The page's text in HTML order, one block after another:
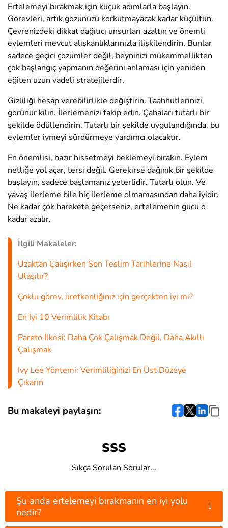
Ertelemeyi bırakmak için küçük adımlarla başlayın.
Görevleri, artık gözünüzü korkutmayacak kadar küçültün.
Çevrenizdeki dikkat dağıtıcı unsurları azaltın ve önemli
eylemleri mevcut alışkanlıklarınızla ilişkilendirin. Bunlar
sadece geçici çözümler değil, beyninizi mükemmellikten
çok başlangıç yapmanın değerini anlaması için yeniden
eğiten uzun vadeli stratejilerdir.
Gizliliği hesap verebilirlikle değiştirin. Taahhütlerinizi
görünür kılın. İlerlemenizi takip edin. Çabaları tutarlı bir
şekilde ödüllendirin. Tutarlı bir şekilde uygulandığında, bu
eylemler ivmeyi sürdürmeye yardımcı olacaktır.
En önemlisi, hazır hissetmeyi beklemeyi bırakın. Eylem
netliğe yol açar, tersi değil. Gerekirse dağınık bir şekilde
başlayın, sadece başlamanız yeterlidir. Tutarlı olun. Ve
yavaş ilerleme bile hiç ilerleme olmamasından daha iyidir.
Ne kadar çok harekete geçerseniz, ertelemenin gücü o
kadar azalır.
İlgili Makaleler:
Uzaktan Çalışırken Son Teslim Tarihlerine Nasıl
Ulaşılır?
Çoklu görev, üretkenliğiniz için gerçekten iyi mi?
En İyi 10 Verimlilik Kitabı
Pareto İlkesi: Daha Çok Çalışmak Değil, Daha Akıllı
Çalışmak
Ivy Lee Yöntemi: Verimliliğinizi En Üst Düzeye
Çıkarın
Bu makaleyi paylaşın:
SSS
Sıkça Sorulan Sorular...
Şu anda ertelemeyi bırakmanın en iyi yolu
nedir?
↓